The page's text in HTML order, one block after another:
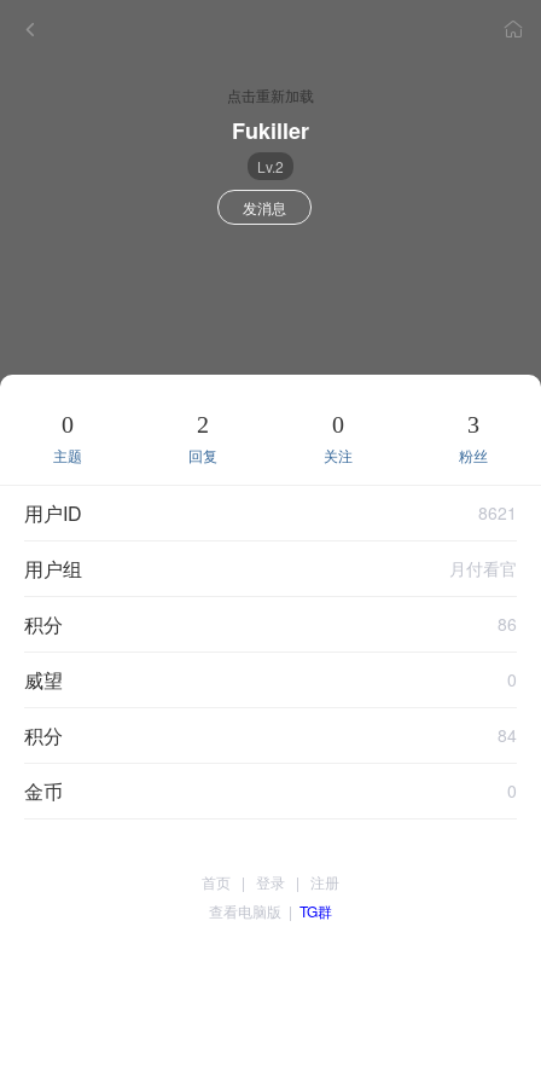
点击重新加载
Fukiller
Lv.2
发消息
0
主题
2
回复
0
关注
3
粉丝
用户ID 8621
用户组 月付看官
积分 86
威望 0
积分 84
金币 0
首页 | 登录 | 注册
查看电脑版 | TG群